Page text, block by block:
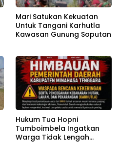
Mari Satukan Kekuatan
Untuk Tangani Karhutla
Kawasan Gunung Soputan
Hukum Tua Hopni
Tumboimbela Ingatkan
Warga Tidak Lengah